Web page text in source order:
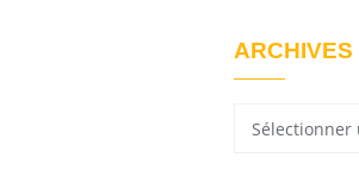
ARCHIVES